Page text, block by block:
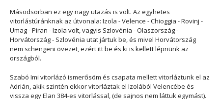
Másodsorban ez egy nagy utazás is volt. Az egyhetes
vitorlástúránknak az útvonala: Izola - Velence - Chioggia - Rovinj -
Umag - Piran - Izola volt, vagyis Szlovénia - Olaszország -
Horvátország - Szlovénia utat jártuk be, és mivel Horvátország
nem schengeni övezet, ezért itt be és ki is kellett lépnünk az
országból.
Szabó Imi vitorlázó ismerősöm és csapata mellett vitorláztunk el az
Adrián, akik szintén ekkor vitorláztak el Izolából Velencébe és
vissza egy Elan 384-es vitorlással, (de sajnos nem láttuk egymást).